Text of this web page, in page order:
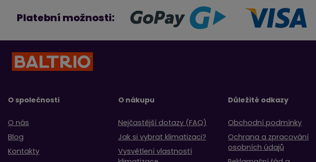
Platební možnosti:
O společnosti
O nás
Blog
Kontakty
O nákupu
Nejčastější dotazy (FAQ)
Jak si vybrat klimatizaci?
Vysvětlení vlastností
Důležité odkazy
Obchodní podmínky
Ochrana a zpracování
osobních údajů